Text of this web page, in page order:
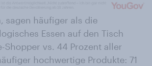
sagen häufiger als die
Essen auf den Tisch
vs. 44 Prozent aller
hochwertige Produkte: 71